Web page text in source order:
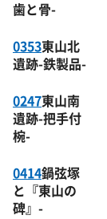
歯と骨-
0353東山北
遺跡-鉄製品-
0247東山南
遺跡-把手付
椀-
0414鍋弦塚
と『東山の
碑』-